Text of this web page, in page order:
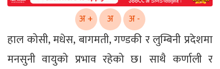
अ + अ अ -
हाल कोसी, मधेस, बागमती, गण्डकी र लुम्बिनी प्रदेशमा
मनसुनी वायुको प्रभाव रहेको छ। साथै कर्णाली र